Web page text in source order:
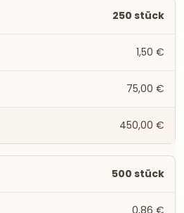
250 stück
1,50 €
75,00 €
450,00 €
500 stück
0,86 €